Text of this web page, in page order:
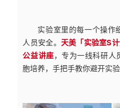
实验室里的每一个操作
人员安全。 天美「实验室S
公益讲座，专为一线科研人
胞培养，手把手教你避开实验